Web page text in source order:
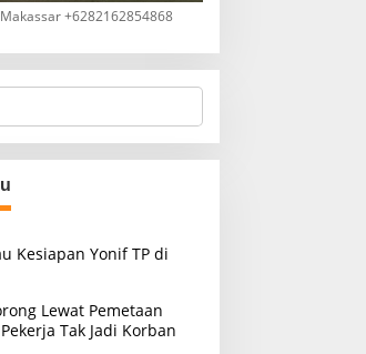
+6282162854868
Kesiapan Yonif TP di
Lewat Pemetaan
Tak Jadi Korban